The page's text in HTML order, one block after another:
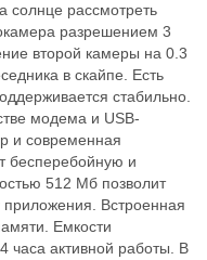
солнце рассмотреть
разрешением 3
второй камеры на 0.3
в скайпе. Есть
стабильно.
модема и USB-
и современная
бесперебойную и
512 Мб позволит
Встроенная
Емкости
часа активной работы. В